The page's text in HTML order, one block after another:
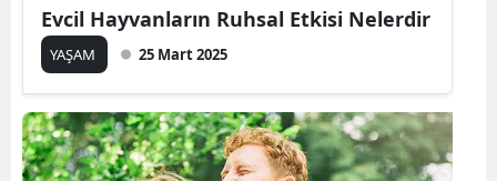
Evcil Hayvanların Ruhsal Etkisi Nelerdir
YAŞAM 25 Mart 2025